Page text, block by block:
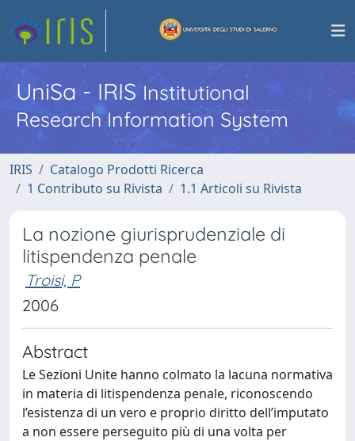
UniSa - IRISInstitutional
Research Information System
IRIS
Catalogo Prodotti Ricerca
1 Contributo su Rivista
1.1 Articoli su Rivista
La nozione giurisprudenziale di
litispendenza penale
Troisi, P
2006
Abstract
Le Sezioni Unite hanno colmato la lacuna normativa
in materia di litispendenza penale, riconoscendo
l’esistenza di un vero e proprio diritto dell’imputato
a non essere perseguito più di una volta per